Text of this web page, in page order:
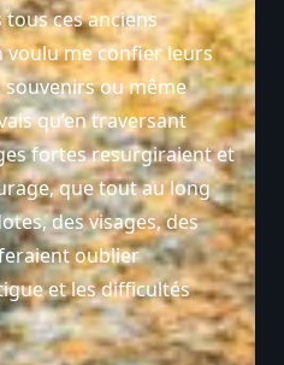
ces anciens
me confier leurs
ou même
qu’en traversant
fortes resurgiraient et
que tout au long
des visages, des
oublier
et les difficultés